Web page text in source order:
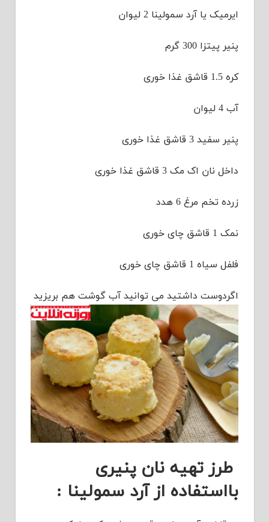
ایرمیک یا آرد سمولینا 2 لیوان
پنیر پیتزا 300 گرم
کره 1.5 قاشق غذا خوری
آب 4 لیوان
پنیر سفید 3 قاشق غذا خوری
داخل نان اک مک 3 قاشق غذا خوری
زرده تخم مرغ 6 هدد
نمک 1 قاشق چای خوری
فلفل سیاه 1 قاشق چای خوری
اگردوست داشتید می توانید آب گوشت هم بریزید
طرز تهیه نان پنیری
بااستفاده از آرد سمولینا :